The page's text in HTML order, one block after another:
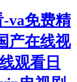
va免费精
产在线视
观看日